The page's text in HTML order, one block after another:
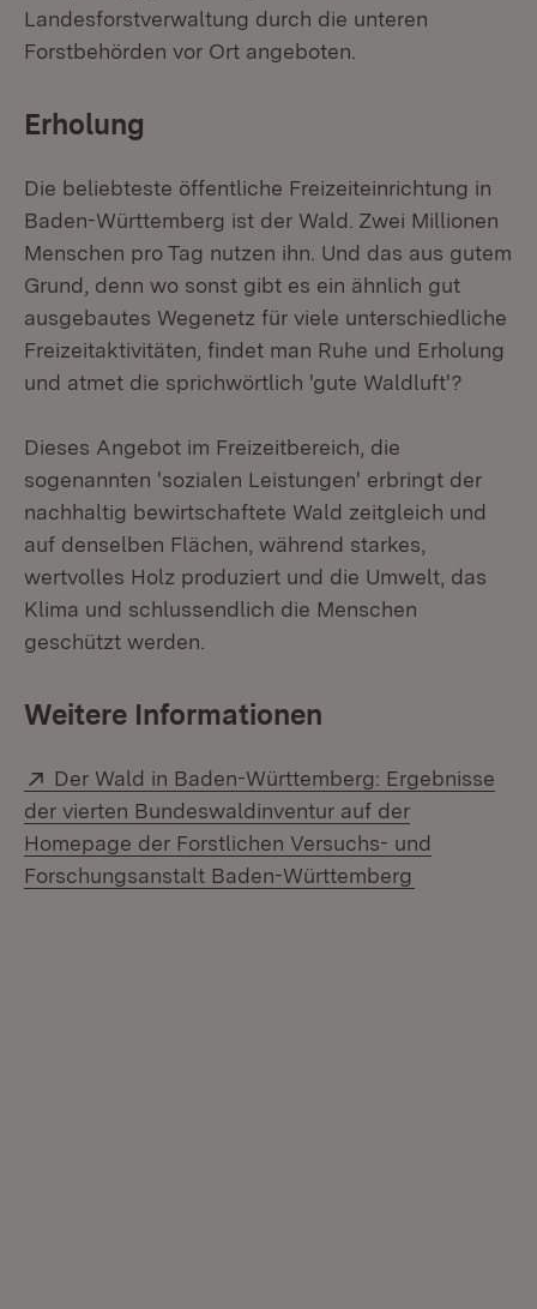
Landesforstverwaltung durch die unteren
Forstbehörden vor Ort angeboten.
Erholung
Die beliebteste öffentliche Freizeiteinrichtung in
Baden-Württemberg ist der Wald. Zwei Millionen
Menschen pro Tag nutzen ihn. Und das aus gutem
Grund, denn wo sonst gibt es ein ähnlich gut
ausgebautes Wegenetz für viele unterschiedliche
Freizeitaktivitäten, findet man Ruhe und Erholung
und atmet die sprichwörtlich 'gute Waldluft'?
Dieses Angebot im Freizeitbereich, die
sogenannten 'sozialen Leistungen' erbringt der
nachhaltig bewirtschaftete Wald zeitgleich und
auf denselben Flächen, während starkes,
wertvolles Holz produziert und die Umwelt, das
Klima und schlussendlich die Menschen
geschützt werden.
Weitere Informationen
Extern:
Der Wald in Baden-Württemberg: Ergebnisse
der vierten Bundeswaldinventur auf der
Homepage der Forstlichen Versuchs- und
Forschungsanstalt Baden-Württemberg